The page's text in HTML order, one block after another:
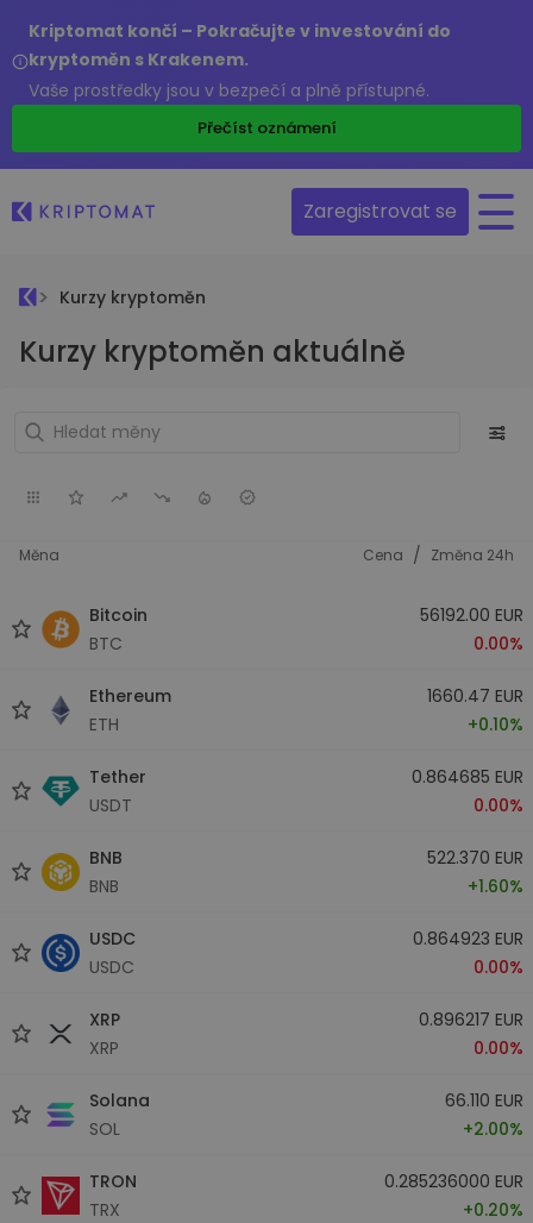
Kriptomat končí – Pokračujte v investování do
kryptoměn s Krakenem.
Vaše prostředky jsou v bezpečí a plně přístupné.
Přečíst oznámení
Zaregistrovat se
Kurzy kryptoměn
Kurzy kryptoměn aktuálně
Měna Cena / Změna 24h
Bitcoin
BTC
56192.00 EUR
0.00%
Ethereum
ETH
1660.47 EUR
+0.10%
Tether
USDT
0.864685 EUR
0.00%
BNB
BNB
522.370 EUR
+1.60%
USDC
USDC
0.864923 EUR
0.00%
XRP
XRP
0.896217 EUR
0.00%
Solana
SOL
66.110 EUR
+2.00%
TRON
TRX
0.285236000 EUR
+0.20%